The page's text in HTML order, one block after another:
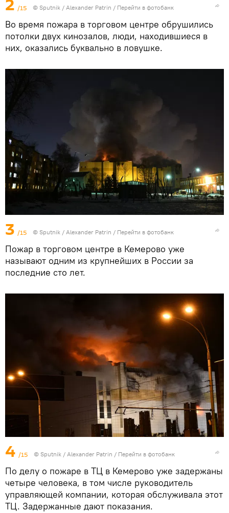
2 /15 © Sputnik / Alexander Patrin / Перейти в фотобанк
Во время пожара в торговом центре обрушились
потолки двух кинозалов, люди, находившиеся в
них, оказались буквально в ловушке.
3 /15 © Sputnik / Alexander Patrin / Перейти в фотобанк
Пожар в торговом центре в Кемерово уже
называют одним из крупнейших в России за
последние сто лет.
4 /15 © Sputnik / Alexander Patrin / Перейти в фотобанк
По делу о пожаре в ТЦ в Кемерово уже задержаны
четыре человека, в том числе руководитель
управляющей компании, которая обслуживала этот
ТЦ. Задержанные дают показания.